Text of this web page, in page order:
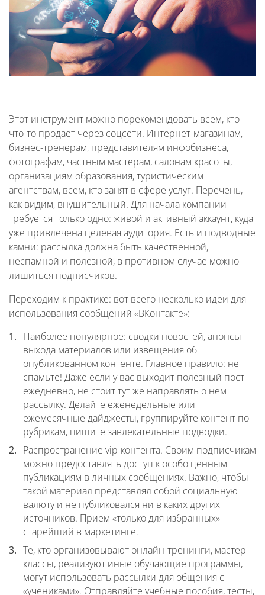
Этот инструмент можно порекомендовать всем, кто
что-то продает через соцсети. Интернет-магазинам,
бизнес-тренерам, представителям инфобизнеса,
фотографам, частным мастерам, салонам красоты,
организациям образования, туристическим
агентствам, всем, кто занят в сфере услуг. Перечень,
как видим, внушительный. Для начала компании
требуется только одно: живой и активный аккаунт, куда
уже привлечена целевая аудитория. Есть и подводные
камни: рассылка должна быть качественной,
неспамной и полезной, в противном случае можно
лишиться подписчиков.
Переходим к практике: вот всего несколько идеи для
использования сообщений «ВКонтакте»:
Наиболее популярное: сводки новостей, анонсы
выхода материалов или извещения об
опубликованном контенте. Главное правило: не
спамьте! Даже если у вас выходит полезный пост
ежедневно, не стоит тут же направлять о нем
рассылку. Делайте еженедельные или
ежемесячные дайджесты, группируйте контент по
рубрикам, пишите завлекательные подводки.
Распространение vip-контента. Своим подписчикам
можно предоставлять доступ к особо ценным
публикациям в личных сообщениях. Важно, чтобы
такой материал представлял собой социальную
валюту и не публиковался ни в каких других
источников. Прием «только для избранных» —
старейший в маркетинге.
Те, кто организовывают онлайн-тренинги, мастер-
классы, реализуют иные обучающие программы,
могут использовать рассылки для общения с
«учениками». Отправляйте учебные пособия, тесты,